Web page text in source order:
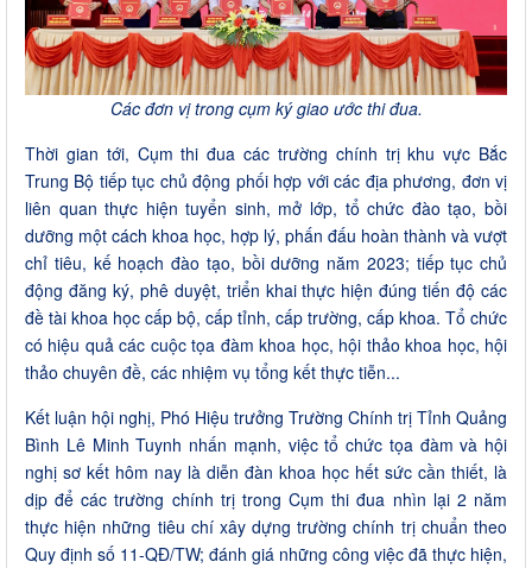
Các đơn vị trong cụm ký giao ước thi đua.
Thời gian tới, Cụm thi đua các trường chính trị khu vực Bắc
Trung Bộ tiếp tục chủ động phối hợp với các địa phương, đơn vị
liên quan thực hiện tuyển sinh, mở lớp, tổ chức đào tạo, bồi
dưỡng một cách khoa học, hợp lý, phấn đấu hoàn thành và vượt
chỉ tiêu, kế hoạch đào tạo, bồi dưỡng năm 2023; tiếp tục chủ
động đăng ký, phê duyệt, triển khai thực hiện đúng tiến độ các
đề tài khoa học cấp bộ, cấp tỉnh, cấp trường, cấp khoa. Tổ chức
có hiệu quả các cuộc tọa đàm khoa học, hội thảo khoa học, hội
thảo chuyên đề, các nhiệm vụ tổng kết thực tiễn...
Kết luận hội nghị, Phó Hiệu trưởng Trường Chính trị Tỉnh Quảng
Bình Lê Minh Tuynh nhấn mạnh, việc tổ chức tọa đàm và hội
nghị sơ kết hôm nay là diễn đàn khoa học hết sức cần thiết, là
dịp để các trường chính trị trong Cụm thi đua nhìn lại 2 năm
thực hiện những tiêu chí xây dựng trường chính trị chuẩn theo
Quy định số 11-QĐ/TW; đánh giá những công việc đã thực hiện,